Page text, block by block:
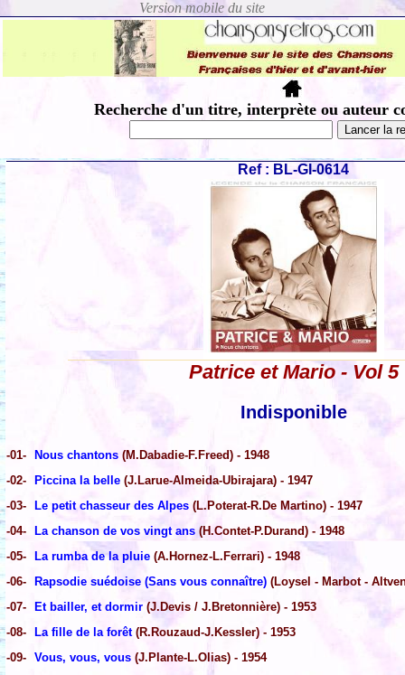
Recherche d'un titre, interprète ou auteur
Ref : BL-GI-0614
Patrice et Mario - Vol 5
Indisponible
-01- Nous chantons (M.Dabadie-F.Freed) - 1948
-02-
Piccina la belle (J.Larue-Almeida-Ubirajara) - 1947
-03-
Le petit chasseur des Alpes (L.Poterat-R.De Martino) - 1947
-04-
La chanson de vos vingt ans (H.Contet-P.Durand) - 1948
-05-
La rumba de la pluie (A.Hornez-L.Ferrari) - 1948
-06-
Rapsodie suédoise (Sans vous connaître) (Loysel - Marbot -
-07-
Et bailler, et dormir (J.Devis / J.Bretonnière) - 1953
-08-
La fille de la forêt(R.Rouzaud-J.Kessler) - 1953
-09- Vous, vous, vous (J.Plante-L.Olias) - 1954